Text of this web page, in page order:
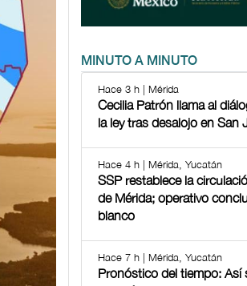
MINUTO A MINUTO
Hace 3 h | Mérida
Cecilia Patrón llama al
la ley tras desalojo en San
Hace 4 h | Mérida, Yucatán
SSP restablece la
de Mérida; operativo
blanco
Hace 7 h | Mérida, Yucatán
Pronóstico del tiempo: Así